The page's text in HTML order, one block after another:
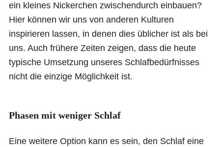
ein kleines Nickerchen zwischendurch einbauen?
Hier können wir uns von anderen Kulturen
inspirieren lassen, in denen dies üblicher ist als bei
uns. Auch frühere Zeiten zeigen, dass die heute
typische Umsetzung unseres Schlafbedürfnisses
nicht die einzige Möglichkeit ist.
Phasen mit weniger Schlaf
Eine weitere Option kann es sein, den Schlaf eine